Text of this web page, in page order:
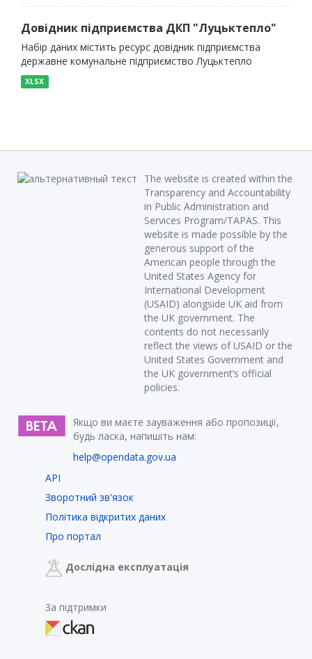
Довідник підприємства ДКП "Луцьктепло"
Набір даних містить ресурс довідник підприємства
державне комунальне підприємство Луцьктепло
XLSX
The website is created within the
Transparency and Accountability
in Public Administration and
Services Program/TAPAS. This
website is made possible by the
generous support of the
American people through the
United States Agency for
International Development
(USAID) alongside UK aid from
the UK government. The
contents do not necessarily
reflect the views of USAID or the
United States Government and
the UK government’s official
policies.
Якщо ви маєте зауваження або пропозиції,
будь ласка, напишіть нам:
help@opendata.gov.ua
API
Зворотний зв'язок
Політика відкритих даних
Про портал
Дослідна експлуатація
За підтримки